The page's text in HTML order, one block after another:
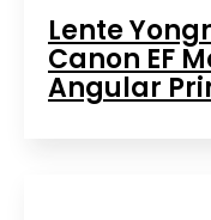
Lente
Canon EF
Angular